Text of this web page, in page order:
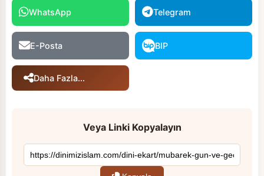
WhatsApp Telegram
E-Posta BIP
Daha Fazla...
Veya Linki Kopyalayın